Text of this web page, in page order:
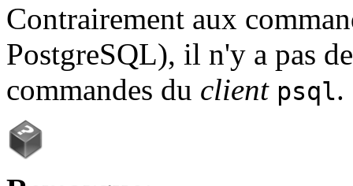
Contrairement aux
PostgreSQL), il n'y a pas
commandes du client psql.